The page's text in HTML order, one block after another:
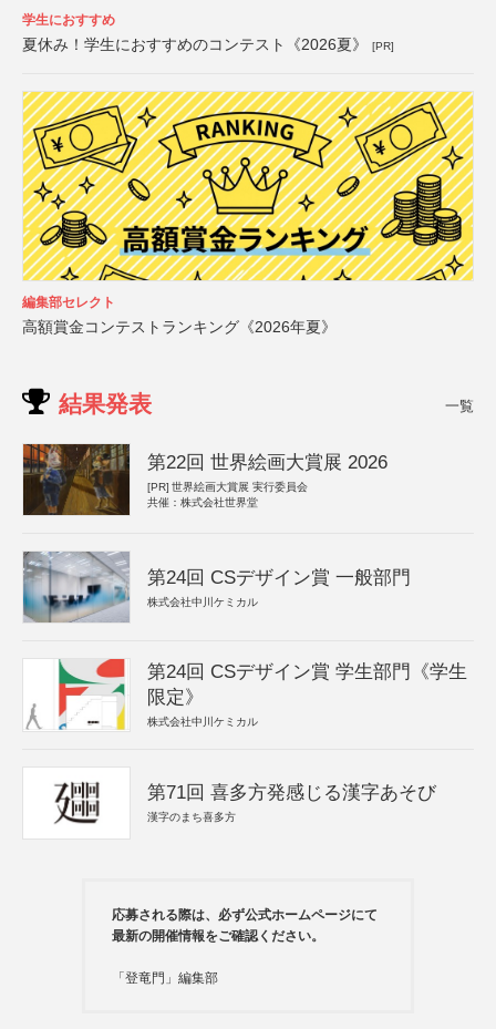
学生におすすめ
夏休み！学生におすすめのコンテスト《2026夏》 [PR]
編集部セレクト
高額賞金コンテストランキング《2026年夏》
結果発表 一覧
第22回 世界絵画大賞展 2026
[PR] 世界絵画大賞展 実行委員会
共催：株式会社世界堂
第24回 CSデザイン賞 一般部門
株式会社中川ケミカル
第24回 CSデザイン賞 学生部門《学生
限定》
株式会社中川ケミカル
第71回 喜多方発感じる漢字あそび
漢字のまち喜多方
応募される際は、必ず公式ホームページにて
最新の開催情報をご確認ください。
「登竜門」編集部